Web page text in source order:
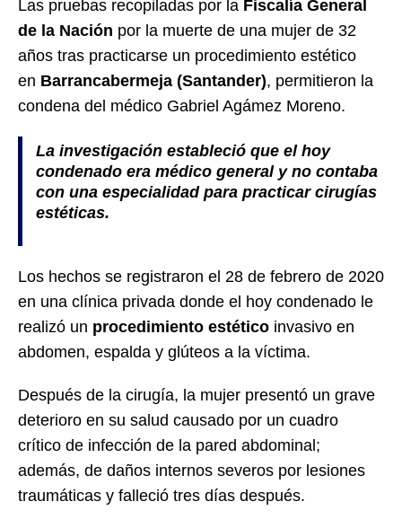
Las pruebas recopiladas por la Fiscalía General
de la Nación por la muerte de una mujer de 32
años tras practicarse un procedimiento estético
en Barrancabermeja (Santander), permitieron la
condena del médico Gabriel Agámez Moreno.
La investigación estableció que el hoy
condenado era médico general y no contaba
con una especialidad para practicar cirugías
estéticas.
Los hechos se registraron el 28 de febrero de 2020
en una clínica privada donde el hoy condenado le
realizó un procedimiento estético invasivo en
abdomen, espalda y glúteos a la víctima.
Después de la cirugía, la mujer presentó un grave
deterioro en su salud causado por un cuadro
crítico de infección de la pared abdominal;
además, de daños internos severos por lesiones
traumáticas y falleció tres días después.